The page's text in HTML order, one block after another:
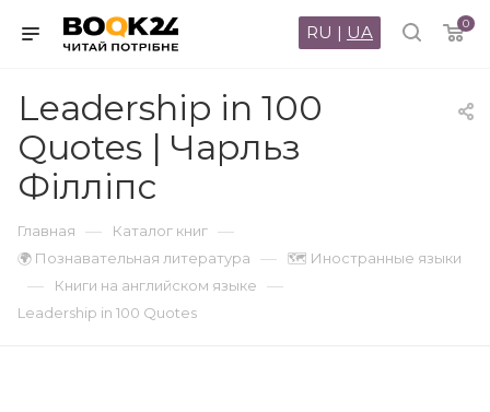
0
RU | UA
Leadership in 100
Quotes | Чарльз
Філліпс
Главная — Каталог книг —
🌍 Познавательная литература — 🗺 Иностранные языки
— Книги на английском языке —
Leadership in 100 Quotes